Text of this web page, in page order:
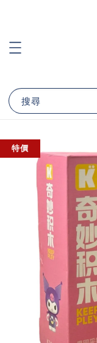
搜尋
特價